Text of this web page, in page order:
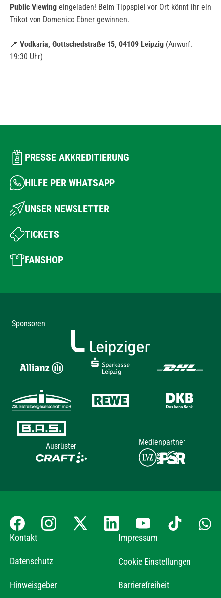
Public Viewing eingeladen! Beim Tippspiel vor Ort könnt ihr ein
Trikot von Domenico Ebner gewinnen.
📍 Vodkaria, Gottschedstraße 15, 04109 Leipzig (Anwurf:
19:30 Uhr)
PRESSE AKKREDITIERUNG
HILFE PER WHATSAPP
UNSER NEWSLETTER
TICKETS
FANSHOP
Sponsoren
Ausrüster Medienpartner
Kontakt Impressum
Datenschutz Cookie Einstellungen
Hinweisgeber Barrierefreiheit